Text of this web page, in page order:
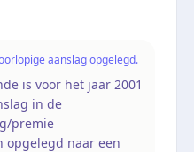
aanslag opgelegd.
is voor het jaar 2001
in de
premie
opgelegd naar een